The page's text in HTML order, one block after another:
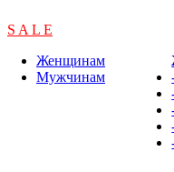
S A L E
Женщинам
Мужчинам